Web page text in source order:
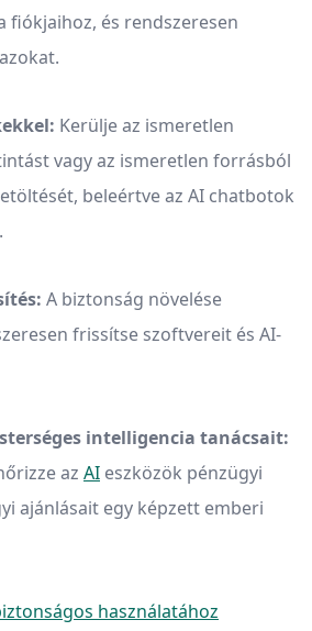
fiókjaihoz, és rendszeresen
Kerülje az ismeretlen
vagy az ismeretlen forrásból
beleértve az AI chatbotok
A biztonság növelése
frissítse szoftvereit és AI-
intelligencia tanácsait:
az AI eszközök pénzügyi
ajánlásait egy képzett emberi
használatához